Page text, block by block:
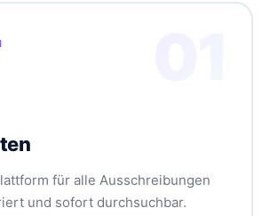
für alle Ausschreibungen
und sofort durchsuchbar.